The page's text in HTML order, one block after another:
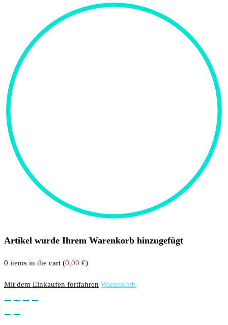
Artikel wurde Ihrem Warenkorb hinzugefügt
0 items in the cart (0,00 €)
Mit dem Einkaufen fortfahren Warenkorb